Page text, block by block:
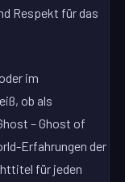
Respekt für das
im
ob als
– Ghost of
Erfahrungen der
für jeden